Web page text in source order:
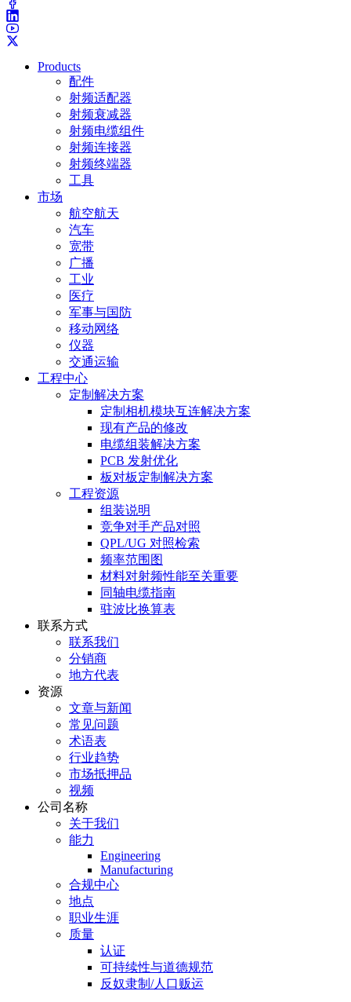
Products
配件
射频适配器
射频衰减器
射频电缆组件
射频连接器
射频终端器
工具
市场
航空航天
汽车
宽带
广播
工业
医疗
军事与国防
移动网络
仪器
交通运输
工程中心
定制解决方案
定制相机模块互连解决方案
现有产品的修改
电缆组装解决方案
PCB 发射优化
板对板定制解决方案
工程资源
组装说明
竞争对手产品对照
QPL/UG 对照检索
频率范围图
材料对射频性能至关重要
同轴电缆指南
驻波比换算表
联系方式
联系我们
分销商
地方代表
资源
文章与新闻
常见问题
术语表
行业趋势
市场抵押品
视频
公司名称
关于我们
能力
Engineering
Manufacturing
合规中心
地点
职业生涯
质量
认证
可持续性与道德规范
反奴隶制/人口贩运